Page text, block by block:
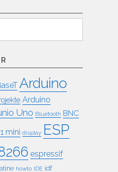
Suchen
Arduino
Arduino
Uno Bluetooth BNC
mini display ESP
espressif
howto IDE idf